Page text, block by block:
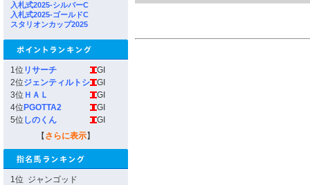
入札式2025-シルバーC
入札式2025-ゴールドC
スタリオンカップ2025
1位 リサーチ
GI
2位ジェンティルトシ
GI
3位 ＨＡＬ
GI
4位 PGOTTA2
GI
5位 しのくん
GI
【 さらに表示】
1位 ジャンゴッド